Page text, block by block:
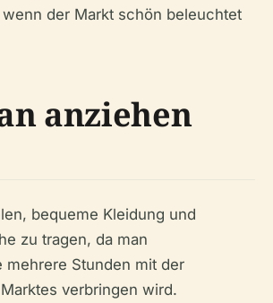
der Markt schön beleuchtet
anziehen
bequeme Kleidung und
zu tragen, da man
mehrere Stunden mit der
verbringen wird.